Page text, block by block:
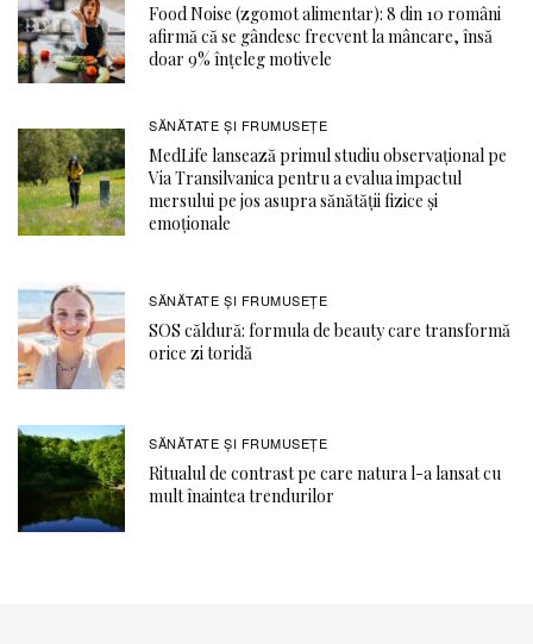
Food Noise (zgomot alimentar): 8 din 10 români
afirmă că se gândesc frecvent la mâncare, însă
doar 9% înțeleg motivele
SĂNĂTATE ŞI FRUMUSEȚE
MedLife lansează primul studiu observațional pe
Via Transilvanica pentru a evalua impactul
mersului pe jos asupra sănătății fizice și
emoționale
SĂNĂTATE ŞI FRUMUSEȚE
SOS căldură: formula de beauty care transformă
orice zi toridă
SĂNĂTATE ŞI FRUMUSEȚE
Ritualul de contrast pe care natura l-a lansat cu
mult înaintea trendurilor